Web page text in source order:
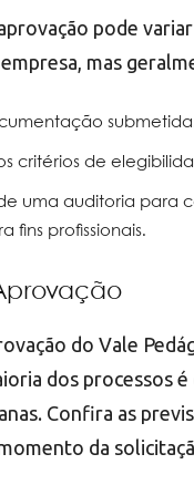
pode
mas
critérios de
uma auditoria para
fins profissionais.
do Vale
dos processos
Confira as
da